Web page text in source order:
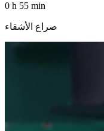
0 h 55 min
صراع الأشقاء